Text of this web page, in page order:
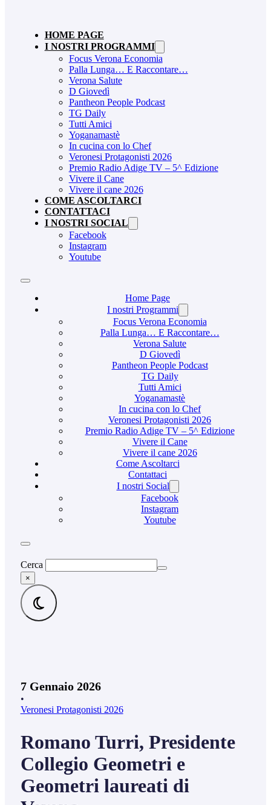
HOME PAGE
I NOSTRI PROGRAMMI
Focus Verona Economia
Palla Lunga… E Raccontare…
Verona Salute
D Giovedì
Pantheon People Podcast
TG Daily
Tutti Amici
Yoganamastè
In cucina con lo Chef
Veronesi Protagonisti 2026
Premio Radio Adige TV – 5^ Edizione
Vivere il Cane
Vivere il cane 2026
COME ASCOLTARCI
CONTATTACI
I NOSTRI SOCIAL
Facebook
Instagram
Youtube
Home Page
I nostri Programmi
Focus Verona Economia
Palla Lunga… E Raccontare…
Verona Salute
D Giovedì
Pantheon People Podcast
TG Daily
Tutti Amici
Yoganamastè
In cucina con lo Chef
Veronesi Protagonisti 2026
Premio Radio Adige TV – 5^ Edizione
Vivere il Cane
Vivere il cane 2026
Come Ascoltarci
Contattaci
I nostri Social
Facebook
Instagram
Youtube
Cerca
×
7 Gennaio 2026
•
Veronesi Protagonisti 2026
Romano Turri, Presidente
Collegio Geometri e
Geometri laureati di